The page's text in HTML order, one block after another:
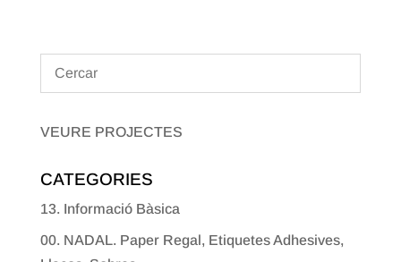
VEURE PROJECTES
CATEGORIES
13. Informació Bàsica
00. NADAL. Paper Regal, Etiquetes Adhesives,